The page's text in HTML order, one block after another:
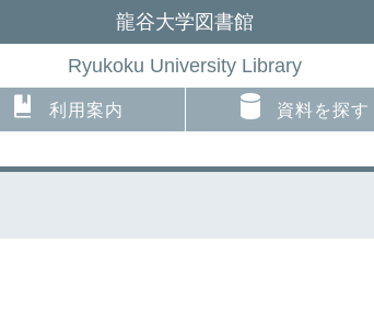
龍谷大学図書館
Ryukoku University Library
利用案内 資料を探す